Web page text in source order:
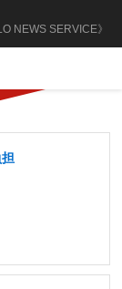
NEWS SERVICE》